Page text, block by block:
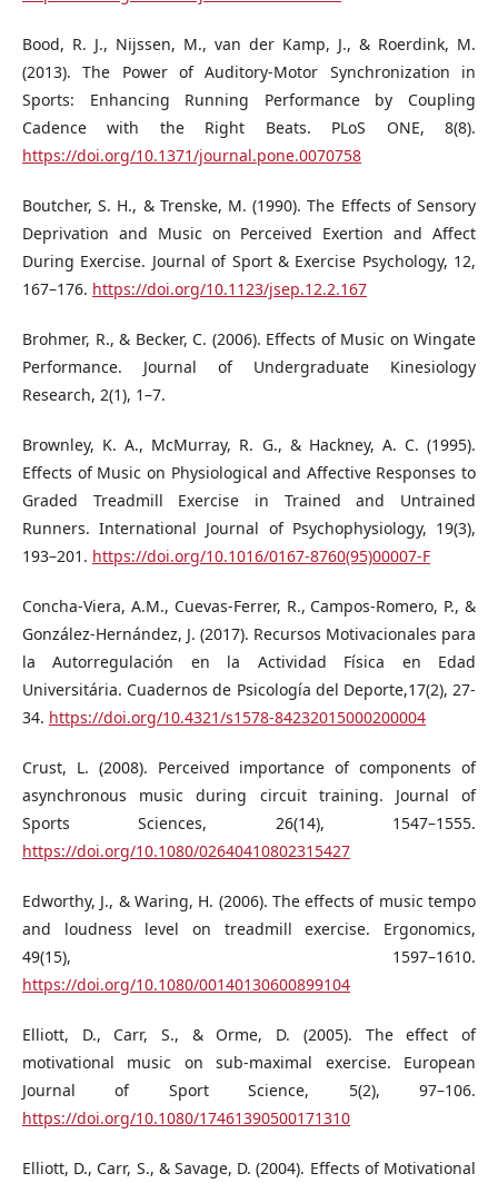
Bood, R. J., Nijssen, M., van der Kamp, J., & Roerdink, M.
(2013). The Power of Auditory-Motor Synchronization in
Sports: Enhancing Running Performance by Coupling
Cadence with the Right Beats. PLoS ONE, 8(8).
https://doi.org/10.1371/journal.pone.0070758
Boutcher, S. H., & Trenske, M. (1990). The Effects of Sensory
Deprivation and Music on Perceived Exertion and Affect
During Exercise. Journal of Sport & Exercise Psychology, 12,
167–176. https://doi.org/10.1123/jsep.12.2.167
Brohmer, R., & Becker, C. (2006). Effects of Music on Wingate
Performance. Journal of Undergraduate Kinesiology
Research, 2(1), 1–7.
Brownley, K. A., McMurray, R. G., & Hackney, A. C. (1995).
Effects of Music on Physiological and Affective Responses to
Graded Treadmill Exercise in Trained and Untrained
Runners. International Journal of Psychophysiology, 19(3),
193–201. https://doi.org/10.1016/0167-8760(95)00007-F
Concha-Viera, A.M., Cuevas-Ferrer, R., Campos-Romero, P., &
González-Hernández, J. (2017). Recursos Motivacionales para
la Autorregulación en la Actividad Física en Edad
Universitária. Cuadernos de Psicología del Deporte,17(2), 27-
34. https://doi.org/10.4321/s1578-84232015000200004
Crust, L. (2008). Perceived importance of components of
asynchronous music during circuit training. Journal of
Sports Sciences, 26(14), 1547–1555.
https://doi.org/10.1080/02640410802315427
Edworthy, J., & Waring, H. (2006). The effects of music tempo
and loudness level on treadmill exercise. Ergonomics,
49(15), 1597–1610.
https://doi.org/10.1080/00140130600899104
Elliott, D., Carr, S., & Orme, D. (2005). The effect of
motivational music on sub-maximal exercise. European
Journal of Sport Science, 5(2), 97–106.
https://doi.org/10.1080/17461390500171310
Elliott, D., Carr, S., & Savage, D. (2004). Effects of Motivational